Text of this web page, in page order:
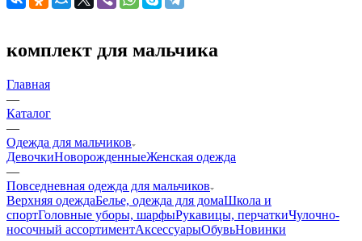
комплект для мальчика
Главная
—
Каталог
—
Одежда для мальчиков
ДевочкиНоворожденныеЖенская одежда
—
Повседневная одежда для мальчиков
Верхняя одеждаБелье, одежда для домаШкола и
спортГоловные уборы, шарфыРукавицы, перчаткиЧулочно-
носочный ассортиментАксессуарыОбувьНовинки